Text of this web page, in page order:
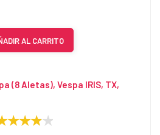
AL CARRITO
(8 Aletas), Vespa IRIS, TX,